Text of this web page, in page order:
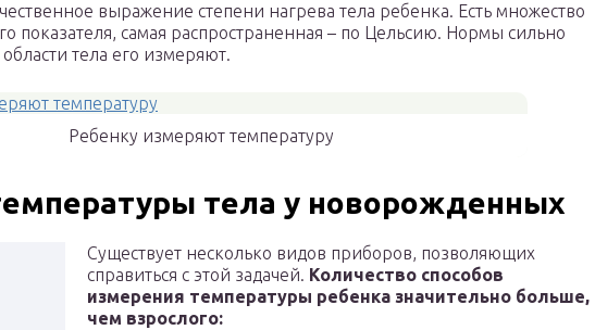
выражение степени нагрева тела ребенка. Есть множество
показателя, самая распространенная – по Цельсию. Нормы сильно
области тела его измеряют.
Ребенку измеряют температуру
тела у новорожденных
Существует несколько видов приборов, позволяющих
справиться с этой задачей. Количество способов
измерения температуры ребенка значительно больше,
чем взрослого: